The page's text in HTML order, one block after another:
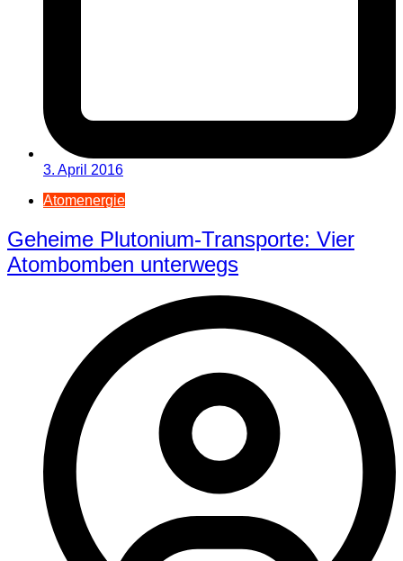
3. April 2016
Atomenergie
Geheime Plutonium-Transporte: Vier
Atombomben unterwegs